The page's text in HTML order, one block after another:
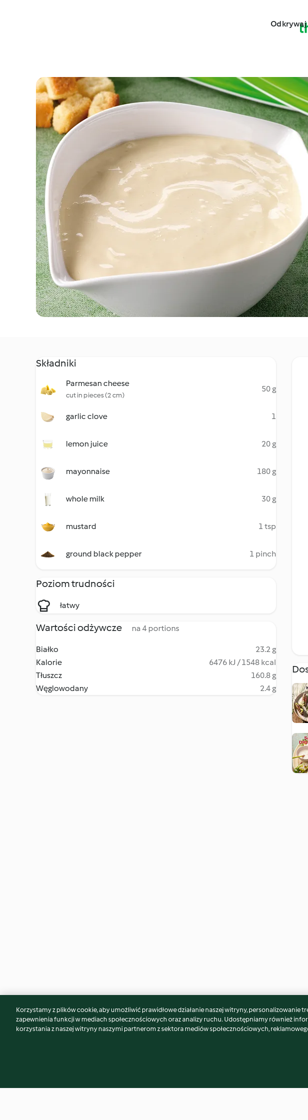
Odkrywaj
Składniki
Parmesan cheese
cut in pieces (2 cm)
50 g
garlic clove 1
lemon juice 20 g
mayonnaise 180 g
whole milk 30 g
mustard 1 tsp
ground black pepper 1 pinch
Poziom trudności
łatwy
Wartości odżywcze na 4 portions
Białko
23.2 g
Kalorie
6476 kJ / 1548 kcal
Tłuszcz
160.8 g
Węglowodany
2.4 g
Może spodoba Ci się również...
Korzystamy z plików cookie, aby umożliwić prawidłowe działanie naszej witryny, personalizowanie
zapewnienia funkcji w mediach społecznościowych oraz analizy ruchu. Udostępniamy również
korzystania z naszej witryny naszymi partnerom z sektora mediów społecznościowych,